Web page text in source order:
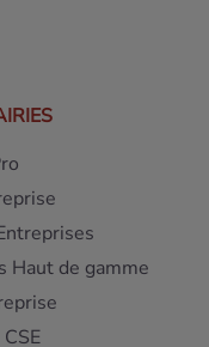
Haut de gamme